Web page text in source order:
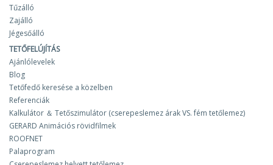
Tűzálló
Zajálló
Jégesőálló
TETŐFELÚJÍTÁS
Ajánlólevelek
Blog
Tetőfedő keresése a közelben
Referenciák
Kalkulátor ＆ Tetőszimulátor (cserepeslemez árak VS. fém tetőlemez)
GERARD Animációs rövidfilmek
ROOFNET
Palaprogram